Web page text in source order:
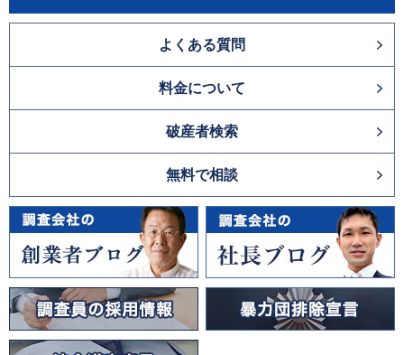
よくある質問
料金について
破産者検索
無料で相談